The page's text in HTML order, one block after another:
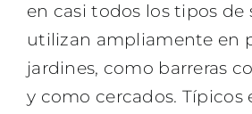
en casi todos los tipos de
utilizan ampliamente en
jardines, como barreras
y como cercados. Típicos